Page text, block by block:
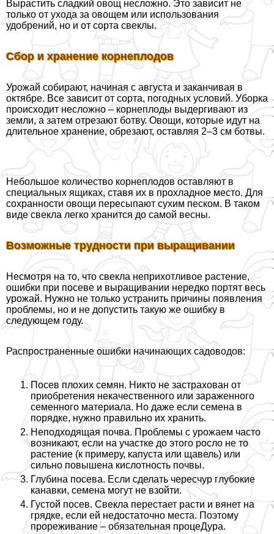
Вырастить сладкий овощ несложно. Это зависит не
только от ухода за овощем или использования
удобрений, но и от сорта свеклы.
Сбор и хранение корнеплодов
Урожай собирают, начиная с августа и заканчивая в
октябре. Все зависит от сорта, погодных условий. Уборка
происходит несложно – корнеплоды выдергивают из
земли, а затем отрезают ботву. Овощи, которые идут на
длительное хранение, обрезают, оставляя 2–3 см ботвы.
Небольшое количество корнеплодов оставляют в
специальных ящиках, ставя их в прохладное место. Для
сохранности овощи пересыпают сухим песком. В таком
виде свекла легко хранится до самой весны.
Возможные трудности при выращивании
Несмотря на то, что свекла неприхотливое растение,
ошибки при посеве и выращивании нередко портят весь
урожай. Нужно не только устранить причины появления
проблемы, но и не допустить такую же ошибку в
следующем году.
Распространенные ошибки начинающих садоводов:
Посев плохих семян. Никто не застрахован от
приобретения некачественного или зараженного
семенного материала. Но даже если семена в
порядке, нужно правильно их хранить.
Неподходящая почва. Проблемы с урожаем часто
возникают, если на участке до этого росло не то
растение (к примеру, капуста или щавель) или
сильно повышена кислотность почвы.
Глубина посева. Если сделать чересчур глубокие
канавки, семена могут не взойти.
Густой посев. Свекла перестает расти и вянет на
грядке, если ей недостаточно места. Поэтому
прореживание – обязательная процеДypa.